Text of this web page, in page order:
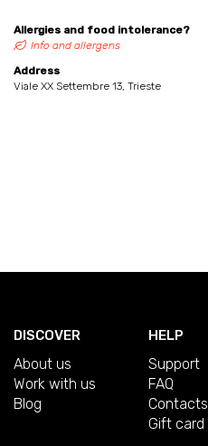
Allergies and food intolerance?
Info and allergens
Address
Viale XX Settembre 13, Trieste
DISCOVER
About us
Work with us
Blog
HELP
Support
FAQ
Contacts
Gift card